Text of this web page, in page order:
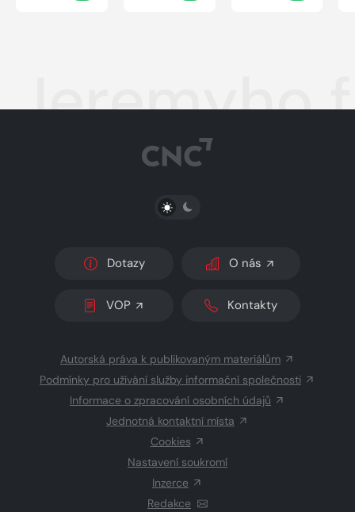
Jeremyho
PŘEPNOUT SVĚTLÝ/TMAVÝ REŽIM
Dotazy O nás
VOP Kontakty
Autorská práva k publikovaným materiálům
Podmínky pro užívání služby informační společnosti
Informace o zpracování osobních údajů
Jednotná kontaktní místa
Cookies
Nastavení soukromí
Inzerce
Redakce